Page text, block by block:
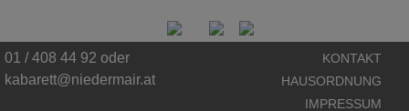
01 / 408 44 92 oder
kabarett@niedermair.at
KONTAKT
HAUSORDNUNG
IMPRESSUM